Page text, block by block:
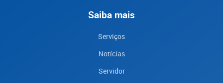
Saiba mais
Serviços
Notícias
Servidor